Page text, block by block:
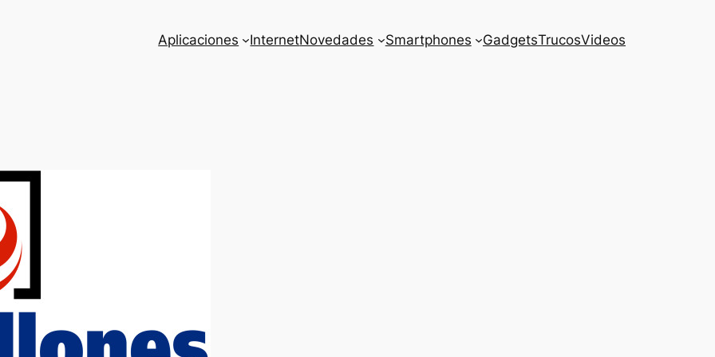
Aplicaciones InternetNovedades Smartphones GadgetsTrucosVideos